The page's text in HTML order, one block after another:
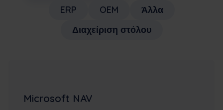
ERP
OEM
Άλλα
Διαχείριση στόλου
Microsoft NAV